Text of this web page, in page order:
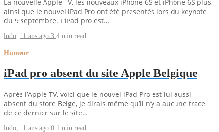
La nouvelle Apple TV, les nouveaux iPhone 6S et iPhone 6S plus,
ainsi que le nouvel iPad Pro ont été présentés lors du keynote
du 9 septembre. L’iPad pro est…
ludo 11 ans ago 3 4 min read
Humeur
iPad pro absent du site Apple Belgique
Après l’Apple TV, voici que le nouvel iPad Pro est lui aussi
absent du store Belge, je dirais même qu’il n’y a aucune trace
de ce dernier sur le site…
ludo 11 ans ago 0 1 min read